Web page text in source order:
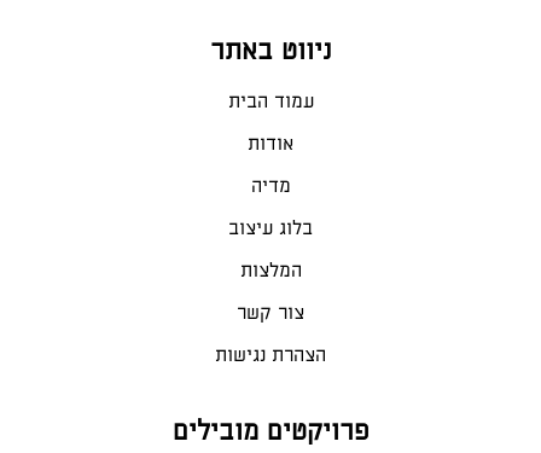
ניווט באתר
עמוד הבית
אודות
מדיה
בלוג עיצוב
המלצות
צור קשר
הצהרת נגישות
פרויקטים מובילים